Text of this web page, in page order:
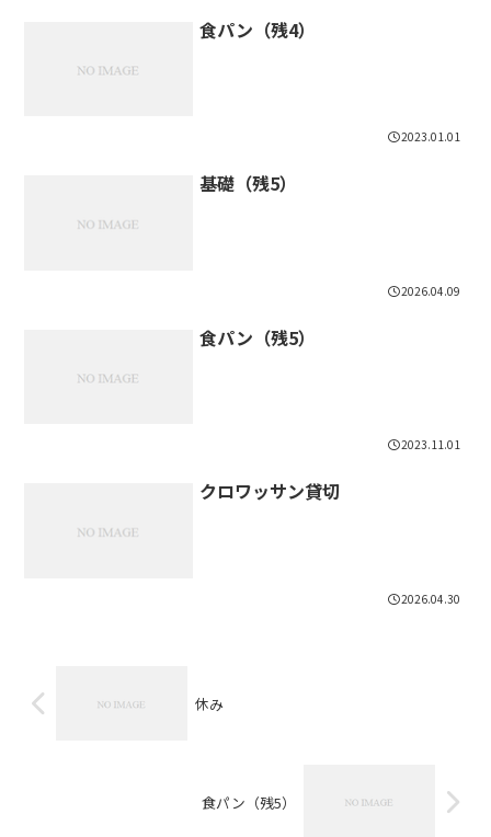
食パン（残4）
2023.01.01
基礎（残5）
2026.04.09
食パン（残5）
2023.11.01
クロワッサン貸切
2026.04.30
休み
食パン（残5）